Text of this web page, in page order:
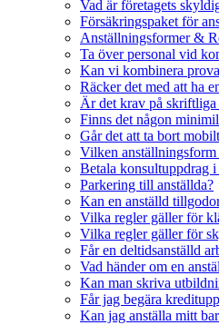
Vad är företagets
Försäkringspaket för
Anställningsformer &
Ta över personal vid
Kan vi kombinera
Räcker det med att ha
Är det krav på skriftliga
Finns det någon
Går det att ta bort
Vilken anställningsform
Betala konsultuppdrag
Parkering till anställda?
Kan en anställd
Vilka regler gäller för
Vilka regler gäller för
Får en deltidsanställd
Vad händer om en
Kan man skriva
Får jag begära
Kan jag anställa mitt